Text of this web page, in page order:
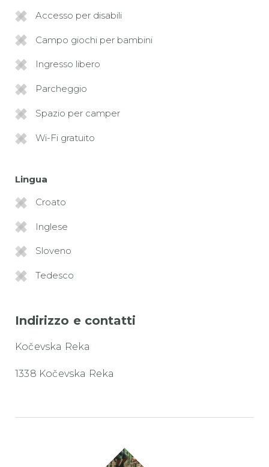
Accesso per disabili
Campo giochi per bambini
Ingresso libero
Parcheggio
Spazio per camper
Wi-Fi gratuito
Lingua
Croato
Inglese
Sloveno
Tedesco
Indirizzo e contatti
Kočevska Reka
1338 Kočevska Reka